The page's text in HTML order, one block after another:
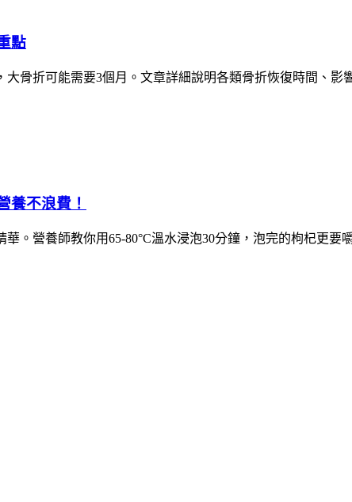
點
骨折可能需要3個月。文章詳細說明各類骨折恢復時間、
養不浪費！
。營養師教你用65-80°C溫水浸泡30分鐘，泡完的枸杞更